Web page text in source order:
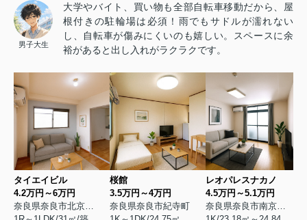
男子大生
大学やバイト、買い物も全部自転車移動だから、屋
根付きの駐輪場は必須！雨でもサドルが濡れない
し、自転車が傷みにくいのも嬉しい。スペースに余
裕があると出し入れがラクラクです。
タイエイビル
4.2万円～6万円
桜館
3.5万円～4万円
奈良県奈良市紀寺町
レオパレスナカノ
4.5万円～5.1万円